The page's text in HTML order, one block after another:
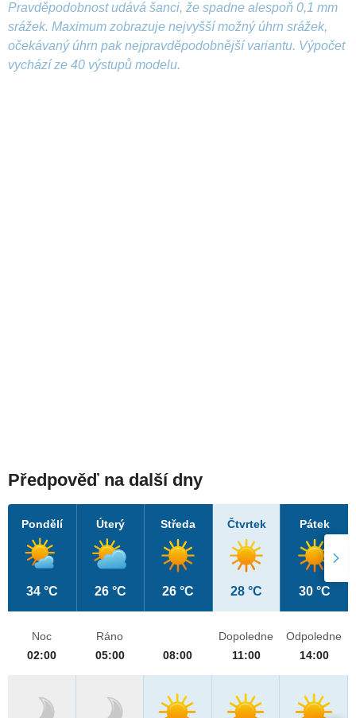
Pravděpodobnost udává šanci, že spadne alespoň 0,1 mm
srážek. Maximum zobrazuje nejvyšší možný úhrn srážek,
očekávaný úhrn pak nejpravděpodobnější variantu. Výpočet
vychází ze 40 výstupů modelu.
Předpověď na další dny
Pondělí
34 °C
Úterý
26 °C
Středa
26 °C
Čtvrtek
28 °C
Pátek
30 °C
Noc
02:00
Ráno
05:00
08:00
Dopoledne
11:00
Odpoledne
14:00